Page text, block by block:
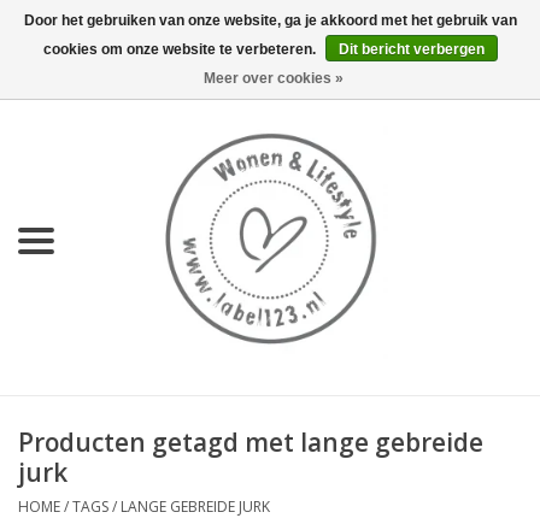
0 Artikelen - €0,00
KEUKEN
LIFESTYLE
Producten getagd met lange gebreide
jurk
HOME/TAGS/ LANGE GEBREIDE JURK
Door het gebruiken van onze website, ga je akkoord met het gebruik van
cookies om onze website te verbeteren.
Dit bericht verbergen
Meer over cookies »